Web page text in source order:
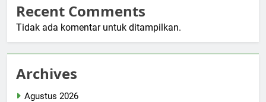
Recent Comments
Tidak ada komentar untuk ditampilkan.
Archives
Agustus 2026